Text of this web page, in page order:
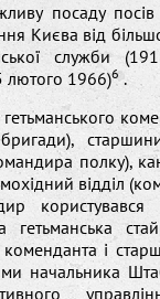
посаду
Києва від
служби
лютого 1966)6.
полку),
відділ
і
начальника